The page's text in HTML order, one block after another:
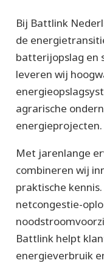
Bij Battlink
de
batterijopslag en
leveren wij
agrarische
energieprojecten.
Met jarenlange
combineren wij
praktische
netcongestie-
Battlink helpt
energieverbruik